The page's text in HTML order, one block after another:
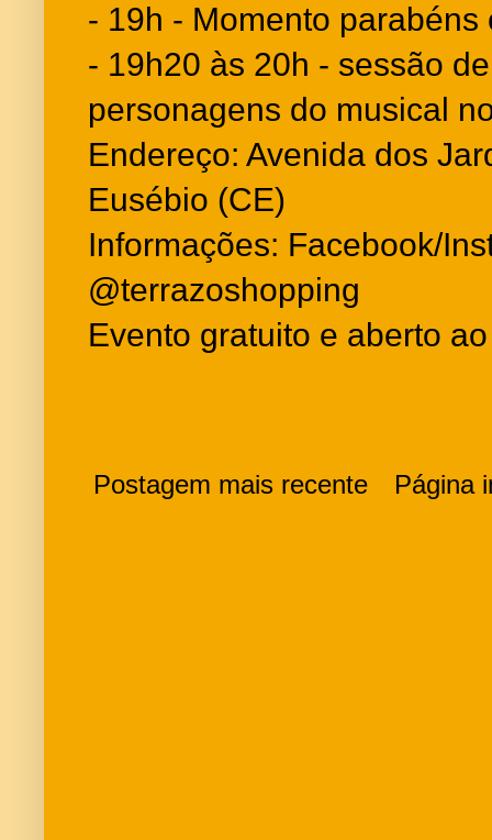
- 19h - Momento
- 19h20 às 20h - sessão
personagens do musical
Endereço: Avenida dos
Eusébio (CE)
Informações: Facebook/
@terrazoshopping
Evento gratuito e aberto
Postagem mais recente Página